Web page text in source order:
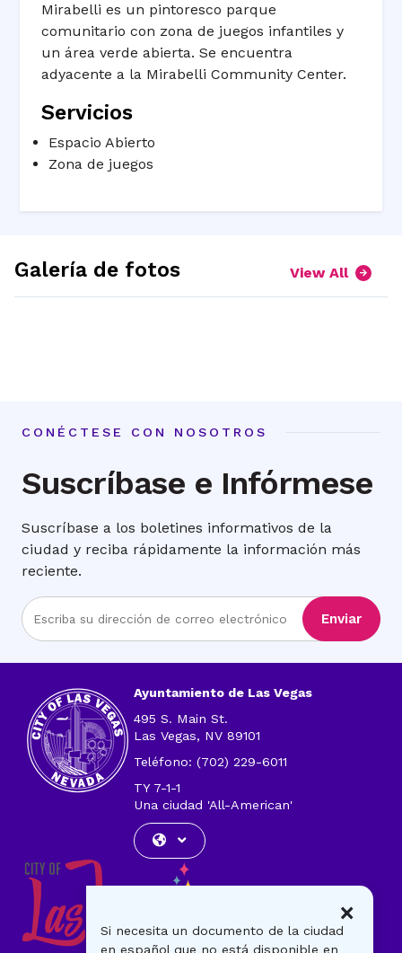
Mirabelli es un pintoresco parque
comunitario con zona de juegos infantiles y
un área verde abierta. Se encuentra
adyacente a la Mirabelli Community Center.
Servicios
Espacio Abierto
Zona de juegos
Galería de fotos View All
CONÉCTESE CON NOSOTROS
Suscríbase e Infórmese
Suscríbase a los boletines informativos de la
ciudad y reciba rápidamente la información más
reciente.
Ingrese
la
correo
electrónico
Enviar
Ayuntamiento de Las Vegas
495 S. Main St.
Las Vegas, NV 89101
Teléfono: (702) 229-6011
TY 7-1-1
Una ciudad 'All-American'
Si necesita un documento de la ciudad
en español que no está disponible en
×